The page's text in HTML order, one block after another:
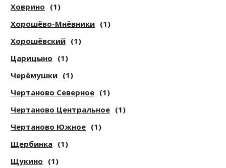
Ховрино (1)
Хорошёво-Мнёвники (1)
Хорошёвский (1)
Царицыно (1)
Черёмушки (1)
Чертаново Северное (1)
Чертаново Центральное (1)
Чертаново Южное (1)
Щербинка (1)
Щукино (1)